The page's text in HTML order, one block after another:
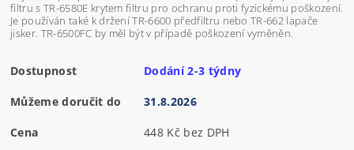
filtru s TR-6580E krytem filtru pro ochranu proti fyzickému poškození.
Je používán také k držení TR-6600 předfiltru nebo TR-662 lapače
jisker. TR-6500FC by měl být v případě poškození vyměněn.
Dostupnost Dodání 2-3 týdny
Můžeme doručit do 31.8.2026
Cena 448 Kč bez DPH